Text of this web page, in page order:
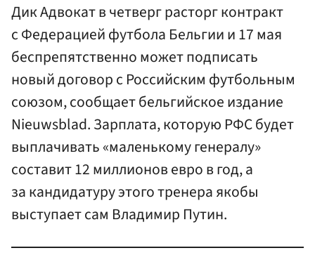
Дик Адвокат в четверг расторг контракт
с Федерацией футбола Бельгии и 17 мая
беспрепятственно может подписать
новый договор с Российским футбольным
союзом, сообщает бельгийское издание
Nieuwsblad. Зарплата, которую РФС будет
выплачивать «маленькому генералу»
составит 12 миллионов евро в год, а
за кандидатуру этого тренера якобы
выступает сам Владимир Путин.